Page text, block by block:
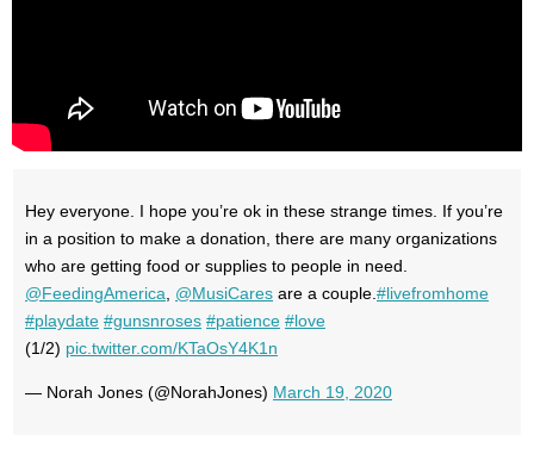
Hey everyone. I hope you’re ok in these strange times. If you’re
in a position to make a donation, there are many organizations
who are getting food or supplies to people in need.
@FeedingAmerica
@MusiCares are a couple. #livefromhome
#playdate #gunsnroses #patience #love
(1/2) pic.twitter.com/KTaOsY4K1n
— Norah Jones (@NorahJones) March 19, 2020